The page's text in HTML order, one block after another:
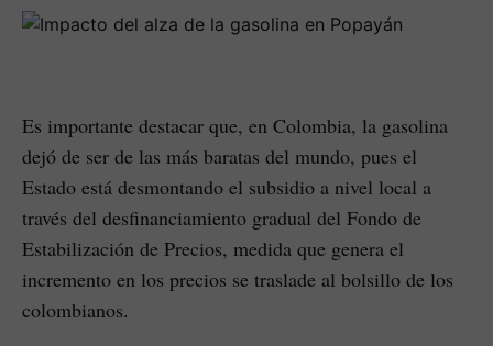
Es importante destacar que, en Colombia, la gasolina
dejó de ser de las más baratas del mundo, pues el
Estado está desmontando el subsidio a nivel local a
través del desfinanciamiento gradual del Fondo de
Estabilización de Precios, medida que genera el
incremento en los precios se traslade al bolsillo de los
colombianos.